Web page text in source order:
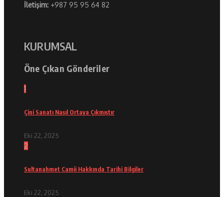
İletişim: +987 95 95 64 82
KURUMSAL
Öne Çıkan Gönderiler
1
Çini Sanatı Nasıl Ortaya Çıkmıştır
Eki 22, 2025
2
Sultanahmet Camii Hakkında Tarihi Bilgiler
Eki 22, 2025